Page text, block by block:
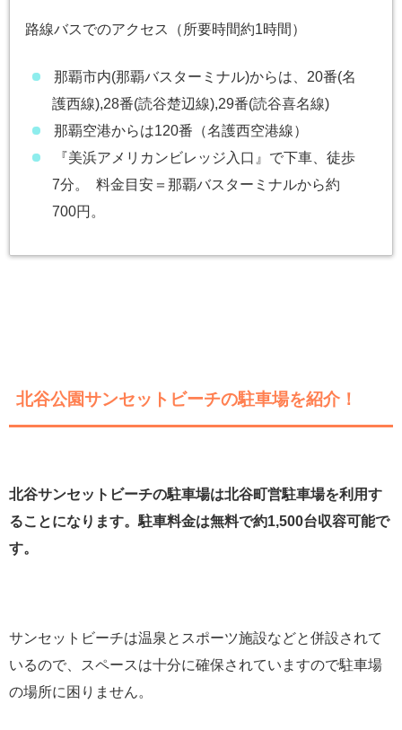
路線バスでのアクセス（所要時間約1時間）
那覇市内(那覇バスターミナル)からは、20番(名
護西線),28番(読谷楚辺線),29番(読谷喜名線)
那覇空港からは120番（名護西空港線）
『美浜アメリカンビレッジ入口』で下車、徒歩
7分。 料金目安＝那覇バスターミナルから約
700円。
北谷公園サンセットビーチの駐車場を紹介！
北谷サンセットビーチの駐車場は北谷町営駐車場を利用す
ることになります。駐車料金は無料で約1,500台収容可能で
す。
サンセットビーチは温泉とスポーツ施設などと併設されて
いるので、スペースは十分に確保されていますので駐車場
の場所に困りません。